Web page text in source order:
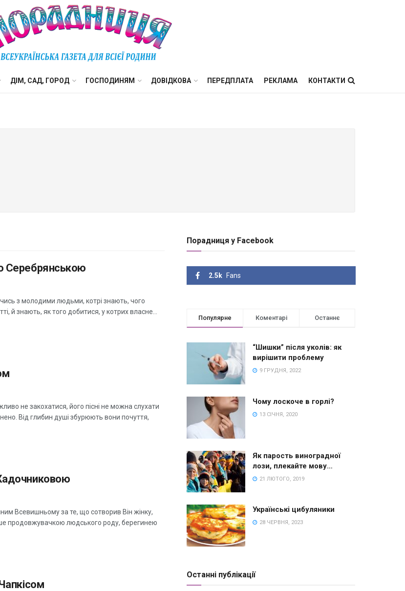
ДІМ, САД, ГОРОД ГОСПОДИНЯМ ДОВІДКОВА ПЕРЕДПЛАТА РЕКЛАМА КОНТАКТИ
Серебрянською
з молодими людьми, котрі знають, чого
й знають, як того добитися, у котрих власне...
не закохатися, його пісні не можна слухати
Від глибин душі збурюють вони почуття,
Всевишньому за те, що сотворив Він жінку,
продовжувачкою людського роду, берегинею
Порадниця у Facebook
2.5k Fans
Популярне Коментарі Останнє
“Шишки” після уколів: як
вирішити проблему
9 ГРУДНЯ, 2022
Чому лоскоче в горлі?
13 СІЧНЯ, 2020
Як парость виноградної
лози, плекайте мову…
21 ЛЮТОГО, 2019
Українські цибуляники
28 ЧЕРВНЯ, 2023
Останні публікації